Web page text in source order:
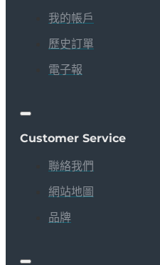
我的帳戶
歷史訂單
電子報
Customer Service
聯絡我們
網站地圖
品牌